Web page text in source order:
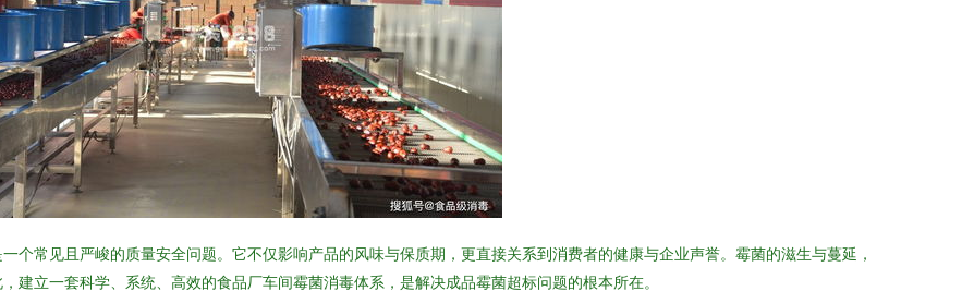
个常见且严峻的质量安全问题。它不仅影响产品的风味与保质期，更直接关系到消费者的健康与企业声誉。霉菌的滋生与蔓延，
建立一套科学、系统、高效的食品厂车间霉菌消毒体系，是解决成品霉菌超标问题的根本所在。